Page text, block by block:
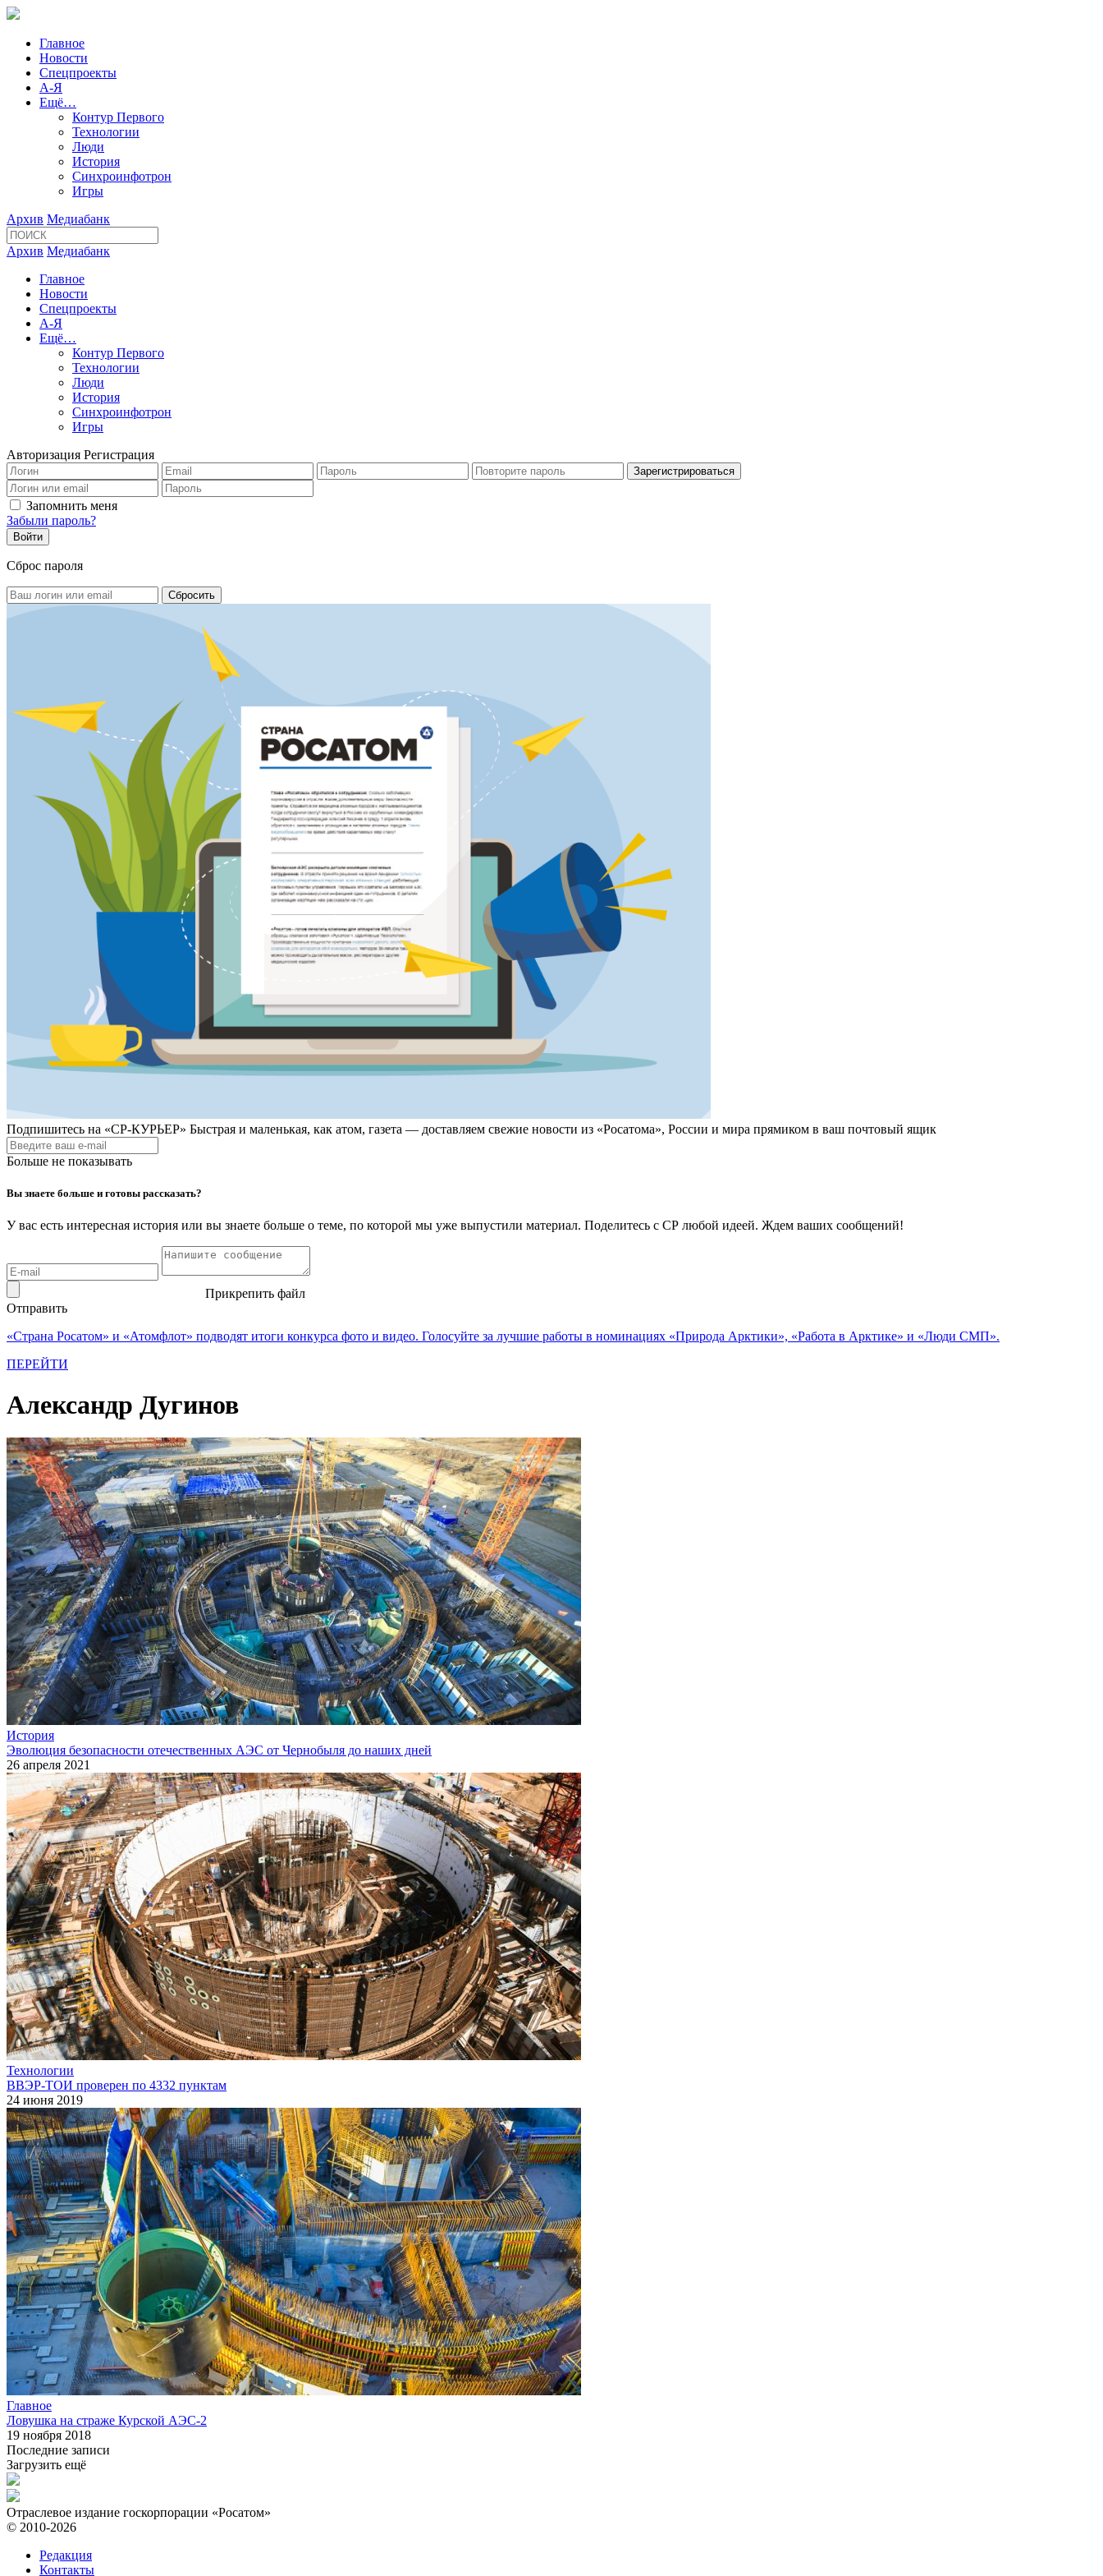
Главное
Новости
Спецпроекты
А-Я
Ещё…
Контур Первого
Технологии
Люди
История
Синхроинфотрон
Игры
Архив Медиабанк
Архив Медиабанк
Главное
Новости
Спецпроекты
А-Я
Ещё…
Контур Первого
Технологии
Люди
История
Синхроинфотрон
Игры
Авторизация Регистрация
Запомнить меня
Забыли пароль?
Сброс пароля
Подпишитесь на «СР-КУРЬЕР» Быстрая и маленькая, как атом, газета — доставляем свежие новости из «Росатома», России и мира прямиком в ваш почтовый ящик
Больше не показывать
Вы знаете больше и готовы рассказать?
У вас есть интересная история или вы знаете больше о теме, по которой мы уже выпустили материал. Поделитесь с СР любой идеей. Ждем ваших сообщений!
Прикрепить файл
Отправить
«Страна Росатом» и «Атомфлот» подводят итоги конкурса фото и видео. Голосуйте за лучшие работы в номинациях «Природа Арктики», «Работа в Арктике» и «Люди СМП».
ПЕРЕЙТИ
Александр Дугинов
История
Эволюция безопасности отечественных АЭС от Чернобыля до наших дней
26 апреля 2021
Технологии
ВВЭР-ТОИ проверен по 4332 пунктам
24 июня 2019
Главное
Ловушка на страже Курской АЭС-2
19 ноября 2018
Последние записи
Загрузить ещё
Отраслевое издание госкорпорации «Росатом»
© 2010-2026
Редакция
Контакты